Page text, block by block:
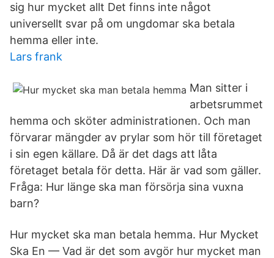
sig hur mycket allt Det finns inte något
universellt svar på om ungdomar ska betala
hemma eller inte.
Lars frank
Man sitter i
arbetsrummet
hemma och sköter administrationen. Och man
förvarar mängder av prylar som hör till företaget
i sin egen källare. Då är det dags att låta
företaget betala för detta. Här är vad som gäller.
Fråga: Hur länge ska man försörja sina vuxna
barn?
Hur mycket ska man betala hemma. Hur Mycket
Ska En — Vad är det som avgör hur mycket man